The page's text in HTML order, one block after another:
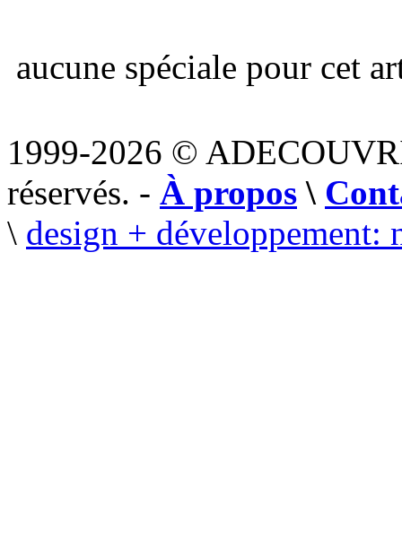
aucune spéciale pour cet
1999-2026 ©
réservés. - À propos \
\ design + développement: